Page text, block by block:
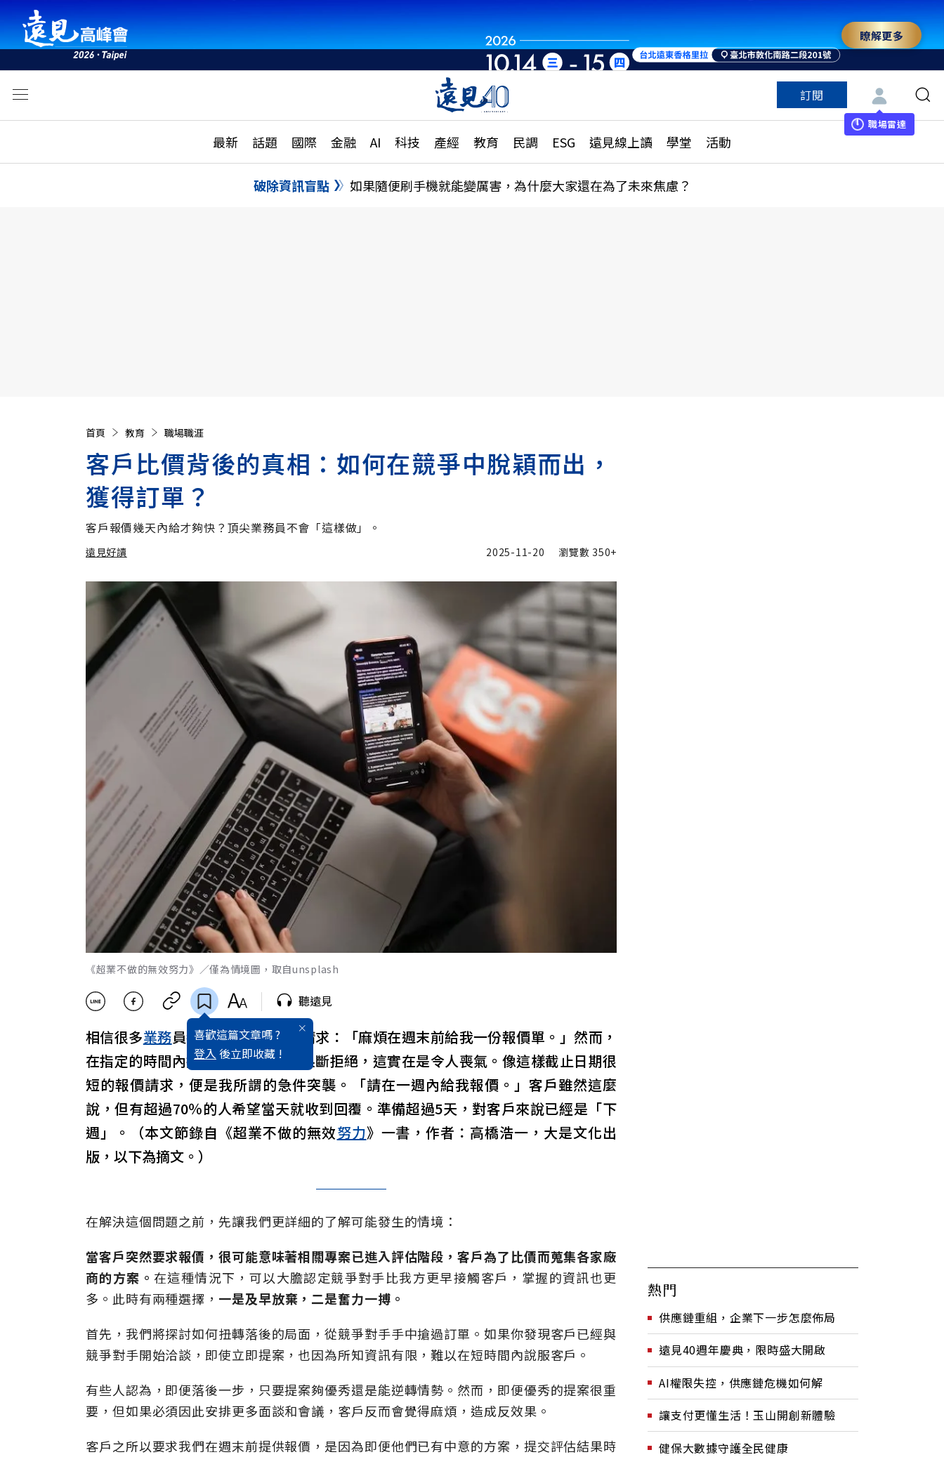
瞭解更多
訂閱
職場雷達
最新 話題 國際 金融 AI 科技 產經 教育 民調 ESG 遠見線上讀 學堂 活動
活動
話題
國際
特輯
大學升學、職涯攻略
縣市施政調查全解析
更多訂閱方案
特色頻道
破除資訊盲點 如果隨便刷手機就能變厲害，為什麼大家還在為了未來焦慮？
首頁 教育 職場職涯
客戶比價背後的真相：如何在競爭中脫穎而出，
獲得訂單？
客戶報價幾天內給才夠快？頂尖業務員不會「這樣做」。
遠見好讀
遠見好讀
2025-11-20 瀏覽數 350+
《超業不做的無效努力》／僅為情境圖，取自unsplash
喜歡這篇文章嗎 ?
登入 後立即收藏 !
聽遠見
相信很多業務員都收過客戶突然的請求：「麻煩在週末前給我一份報價單。」然而，
在指定的時間內提交報價後，卻被果斷拒絕，這實在是令人喪氣。像這樣截止日期很
短的報價請求，便是我所謂的急件突襲。「請在一週內給我報價。」客戶雖然這麼
說，但有超過70％的人希望當天就收到回覆。準備超過5天，對客戶來說已經是「下
週」。（本文節錄自《超業不做的無效努力》一書，作者：高橋浩一，大是文化出
版，以下為摘文。）
在解決這個問題之前，先讓我們更詳細的了解可能發生的情境：
當客戶突然要求報價，很可能意味著相關專案已進入評估階段，客戶為了比價而蒐集各家廠
商的方案。 在這種情況下，可以大膽認定競爭對手比我方更早接觸客戶，掌握的資訊也更
多。此時有兩種選擇， 一是及早放棄，二是奮力一搏。
首先，我們將探討如何扭轉落後的局面，從競爭對手手中搶過訂單。如果你發現客戶已經與
競爭對手開始洽談，即使立即提案，也因為所知資訊有限，難以在短時間內說服客戶。
有些人認為，即便落後一步，只要提案夠優秀還是能逆轉情勢。然而，即便優秀的提案很重
要，但如果必須因此安排更多面談和會議，客戶反而會覺得麻煩，造成反效果。
客戶之所以要求我們在週末前提供報價，是因為即便他們已有中意的方案，提交評估結果時
熱門
供應鏈重組，企業下一步怎麼佈局
遠見40週年慶典，限時盛大開啟
AI權限失控，供應鏈危機如何解
讓支付更懂生活！玉山開創新體驗
健保大數據守護全民健康